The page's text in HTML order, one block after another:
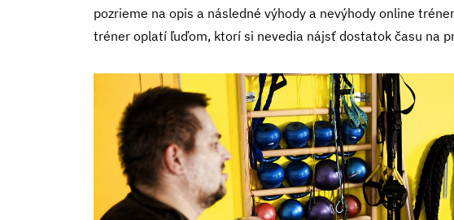
pozrieme na opis a následné výhody a nevýhody online
tréner oplatí ľuďom, ktorí si nevedia nájsť dostatok času na